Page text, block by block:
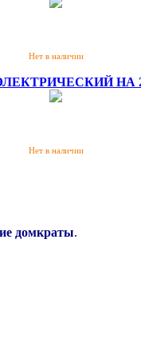
Нет в наличии
НА
Нет в наличии
домкраты.